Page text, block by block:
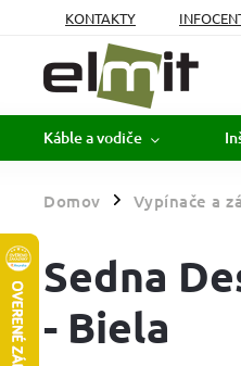
KONTAKTY
MOJA OBJEDNÁVKA
Káble a vodiče
Domov / Vypínače a
Sedna
- Biela